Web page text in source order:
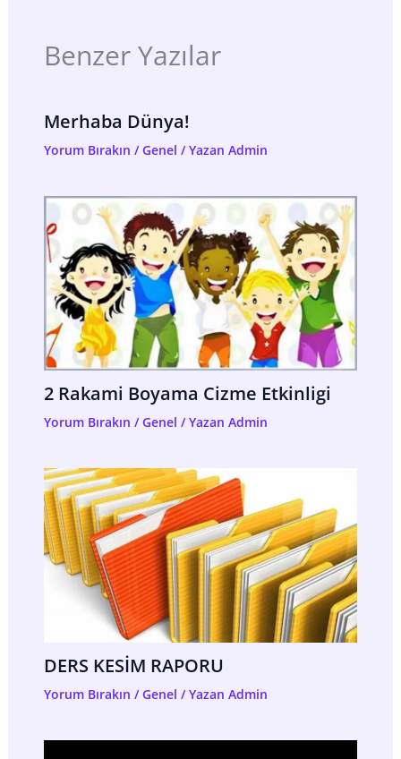
Benzer Yazılar
Merhaba Dünya!
Yorum Bırakın /Genel / Yazan Admin
2 Rakami Boyama Cizme Etkinligi
Yorum Bırakın /Genel / Yazan Admin
DERS KESİM RAPORU
Yorum Bırakın /Genel / Yazan Admin